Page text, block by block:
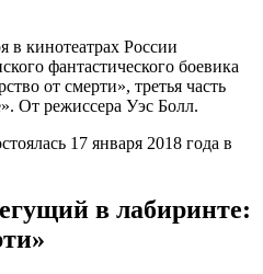
в кинотеатрах России
фантастического боевика
от смерти», третья часть
От режиссера Уэс Болл.
17 января 2018 года в
в лабиринте: